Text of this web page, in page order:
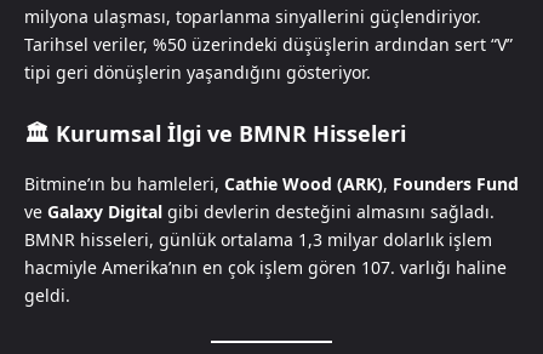
milyona ulaşması, toparlanma sinyallerini güçlendiriyor.
Tarihsel veriler, %50 üzerindeki düşüşlerin ardından sert “V”
tipi geri dönüşlerin yaşandığını gösteriyor.
🏛️ Kurumsal İlgi ve BMNR Hisseleri
Bitmine’ın bu hamleleri, Cathie Wood (ARK), Founders Fund
ve Galaxy Digital gibi devlerin desteğini almasını sağladı.
BMNR hisseleri, günlük ortalama 1,3 milyar dolarlık işlem
hacmiyle Amerika’nın en çok işlem gören 107. varlığı haline
geldi.